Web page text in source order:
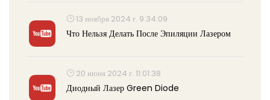
13 ноября 2024 г. 9:34:09
Что Нельзя Делать После Эпиляции Лазером
20 июня 2024 г. 11:01:38
Диодный Лазер Green Diode